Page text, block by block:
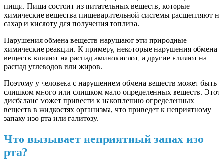
пищи. Пища состоит из питательных веществ, которые
химические вещества пищеварительной системы расщепляют
сахар и кислоту для получения топлива.
Нарушения обмена веществ нарушают эти природные
химические реакции. К примеру, некоторые нарушения обмена
веществ влияют на распад аминокислот, а другие влияют на
распад углеводов или жиров.
Поэтому у человека с нарушением обмена веществ может быть
слишком много или слишком мало определенных веществ.
дисбаланс может привести к накоплению определенных
веществ в жидкостях организма, что приведет к неприятному
запаху изо рта или галитозу.
Что вызывает неприятный запах изо
рта?